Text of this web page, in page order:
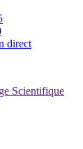
direct
Scientifique